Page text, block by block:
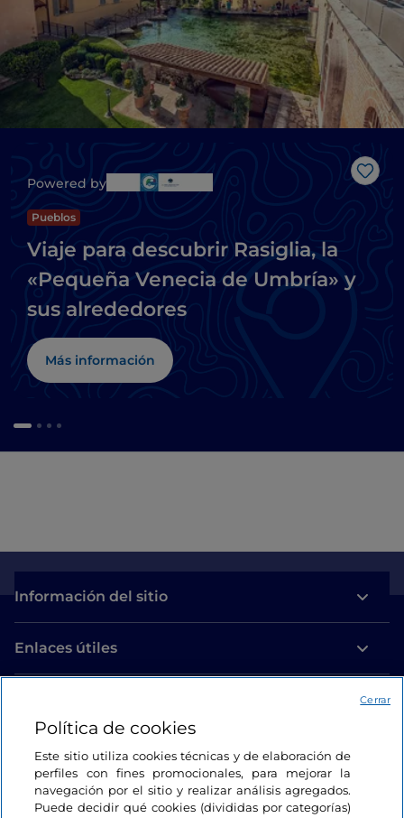
Me
Powered by
Pueblos
Viaje para descubrir Rasiglia, la
«Pequeña Venecia de Umbría» y
sus alrededores
Más información
Información del sitio
Enlaces útiles
Estamos en contacto
Política de cookies
Este sitio utiliza cookies técnicas y de elaboración de
perfiles con fines promocionales, para mejorar la
navegación por el sitio y realizar análisis agregados.
Puede decidir qué cookies (divididas por categorías)
Cerrar